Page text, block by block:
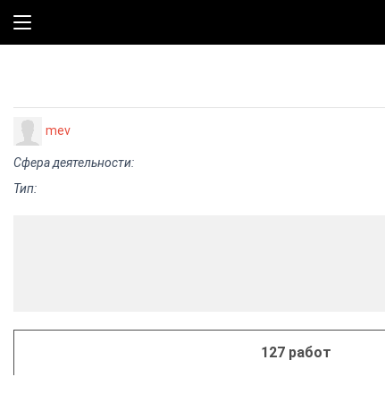
mev
Сфера деятельности:
Тип:
127 работ